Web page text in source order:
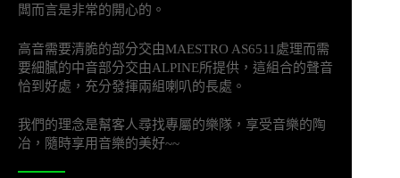
闆而言是非常的開心的。
高音需要清脆的部分交由MAESTRO AS6511處理而需
要細膩的中音部分交由ALPINE所提供，這組合的聲音
恰到好處，充分發揮兩組喇叭的長處。
我們的理念是幫客人尋找專屬的樂隊，享受音樂的陶
冶，隨時享用音樂的美好~~